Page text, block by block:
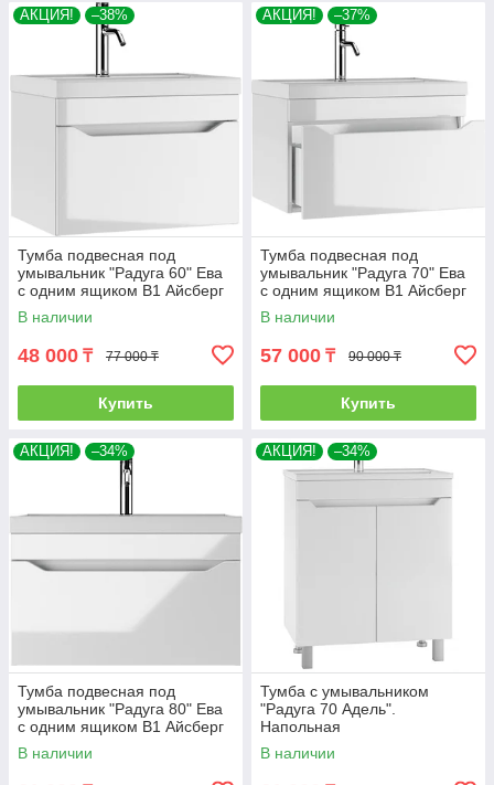
АКЦИЯ! –38%
Тумба подвесная под
умывальник "Радуга 60" Ева
с одним ящиком В1 Айсберг
В наличии
48 000 ₸ 77 000 ₸
Купить
АКЦИЯ! –37%
Тумба подвесная под
умывальник "Радуга 70" Ева
с одним ящиком В1 Айсберг
В наличии
57 000 ₸ 90 000 ₸
Купить
АКЦИЯ! –34%
Тумба подвесная под
умывальник "Радуга 80" Ева
с одним ящиком В1 Айсберг
В наличии
АКЦИЯ! –34%
Тумба с умывальником
"Радуга 70 Адель".
Напольная
В наличии